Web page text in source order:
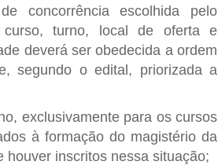
concorrência escolhida pelo
turno, local de oferta e
deverá ser obedecida a ordem
segundo o edital, priorizada a
exclusivamente para os cursos
à formação do magistério da
houver inscritos nessa situação;